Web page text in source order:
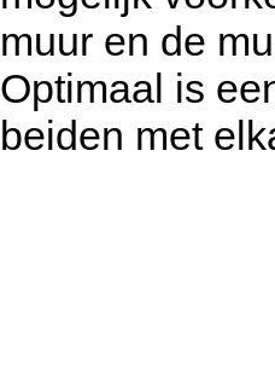
muur en de
Optimaal is
beiden met